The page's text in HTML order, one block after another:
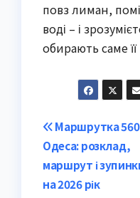
повз лиман,
воді – і
обирають саме
Post
Маршрутка 560
Одеса: розклад,
маршрут і
на 2026 рік